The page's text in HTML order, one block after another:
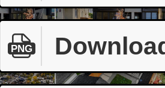
PNG